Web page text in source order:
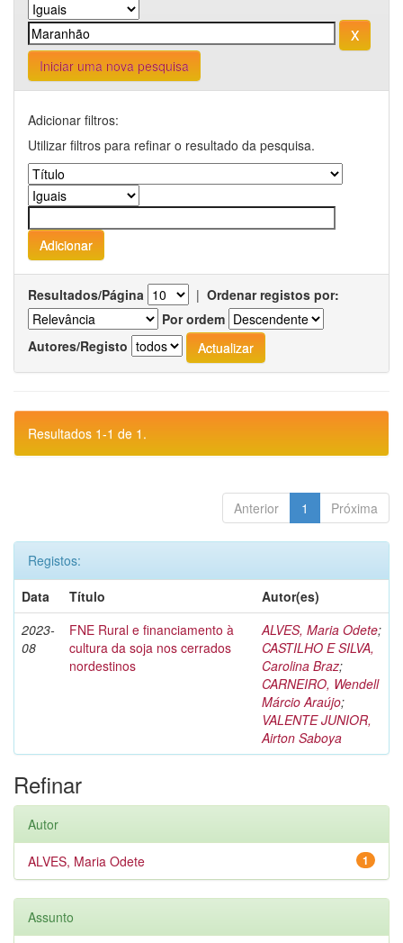
Iniciar uma nova pesquisa
Adicionar filtros:
Utilizar filtros para refinar o resultado da pesquisa.
Resultados/Página | Ordenar registos por:
Por ordem
Autores/Registo
Resultados 1-1 de 1.
Anterior 1 Próxima
Registos:
Data
Título
Autor(es)
2023-
08
FNE Rural e financiamento à
cultura da soja nos cerrados
nordestinos
ALVES, Maria Odete;
CASTILHO E SILVA,
Carolina Braz;
CARNEIRO, Wendell
Márcio Araújo;
VALENTE JUNIOR,
Airton Saboya
Refinar
Autor
1
ALVES, Maria Odete
Assunto